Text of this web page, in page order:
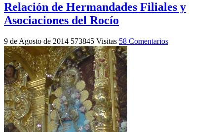
Relación de Hermandades Filiales y
Asociaciones del Rocío
9 de Agosto de 2014 573845 Visitas 58 Comentarios